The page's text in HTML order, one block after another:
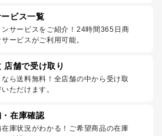
ビス一覧
サービスをご紹介！24時間365日商
ービスがご利用可能。
店舗で受け取り
ら送料無料！全店舗の中から受け取
ただけます。
在庫確認
庫状況がわかる！ご希望商品の在庫